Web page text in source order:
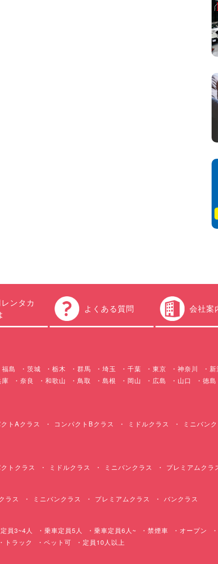
ンタカ
よくある質問 会社案
福島 茨城 栃木 群馬 埼玉 千葉 東京 神奈川
庫 奈良 和歌山 鳥取 島根 岡山 広島 山口 徳島
トAクラス コンパクトBクラス ミドルクラス ミニバン
トクラス ミドルクラス ミニバンクラス プレミアムクラ
ラス ミニバンクラス プレミアムクラス バンクラス
員3~4人 乗車定員5人 乗車定員6人~ 禁煙車 オープン
トラック ペット可 定員10人以上